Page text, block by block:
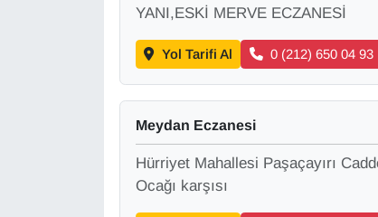
YANI,ESKİ MERVE ECZANESİ
Yol Tarifi Al 0 (212) 650 04 93
Meydan Eczanesi
Hürriyet Mahallesi Paşaçayırı
Ocağı karşısı
Kamu Alımları
Kim Kimdir?